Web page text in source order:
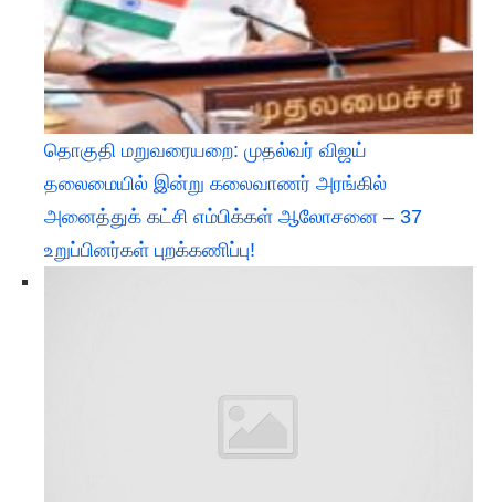
தொகுதி மறுவரையறை: முதல்வர் விஜய்
தலைமையில் இன்று கலைவாணர் அரங்கில்
அனைத்துக் கட்சி எம்பிக்கள் ஆலோசனை – 37
உறுப்பினர்கள் புறக்கணிப்பு!